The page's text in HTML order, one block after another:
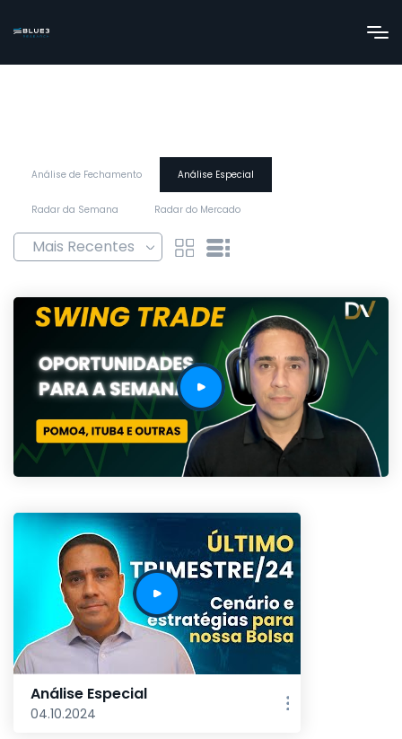
Análise de Fechamento Análise Especial
Radar da Semana Radar do Mercado
Análise Especial
04.10.2024